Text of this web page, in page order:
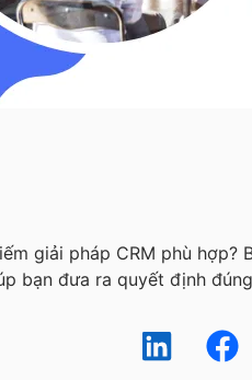
giải pháp CRM phù hợp?
bạn đưa ra quyết định